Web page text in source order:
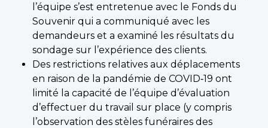
l’équipe s’est entretenue avec le Fonds du
Souvenir qui a communiqué avec les
demandeurs et a examiné les résultats du
sondage sur l’expérience des clients.
Des restrictions relatives aux déplacements
en raison de la pandémie de COVID‑19 ont
limité la capacité de l’équipe d’évaluation
d’effectuer du travail sur place (y compris
l’observation des stèles funéraires des